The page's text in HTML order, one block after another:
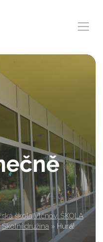
škola Vlčnov, ŠKOLA
Školní družina » Hurá!